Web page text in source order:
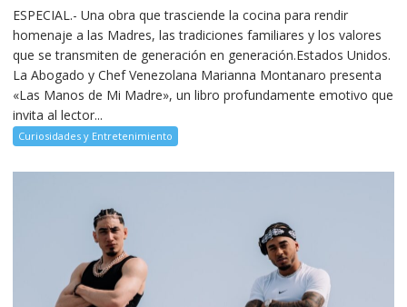
ESPECIAL.- Una obra que trasciende la cocina para rendir
homenaje a las Madres, las tradiciones familiares y los valores
que se transmiten de generación en generación.Estados Unidos.
La Abogado y Chef Venezolana Marianna Montanaro presenta
«Las Manos de Mi Madre», un libro profundamente emotivo que
invita al lector...
Curiosidades y Entretenimiento